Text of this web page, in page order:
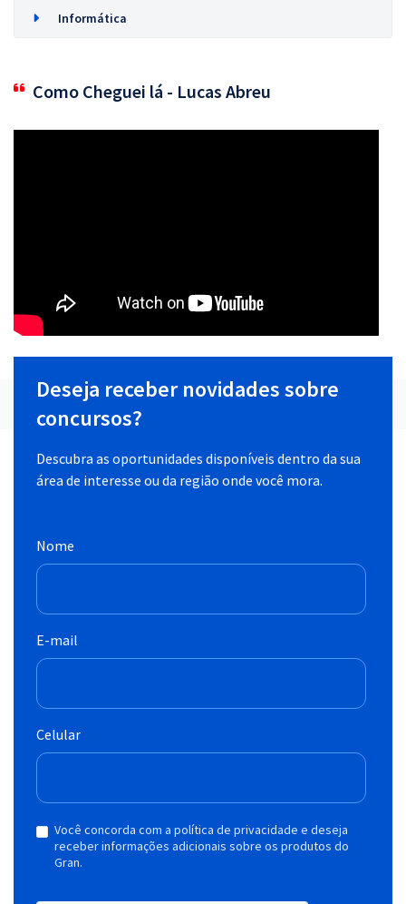
Informática
Como Cheguei lá - Lucas Abreu
Deseja receber novidades sobre
concursos?
Descubra as oportunidades disponíveis dentro da sua
área de interesse ou da região onde você mora.
Nome
E-mail
Celular
Você concorda com a política de privacidade e deseja
receber informações adicionais sobre os produtos do
Gran.